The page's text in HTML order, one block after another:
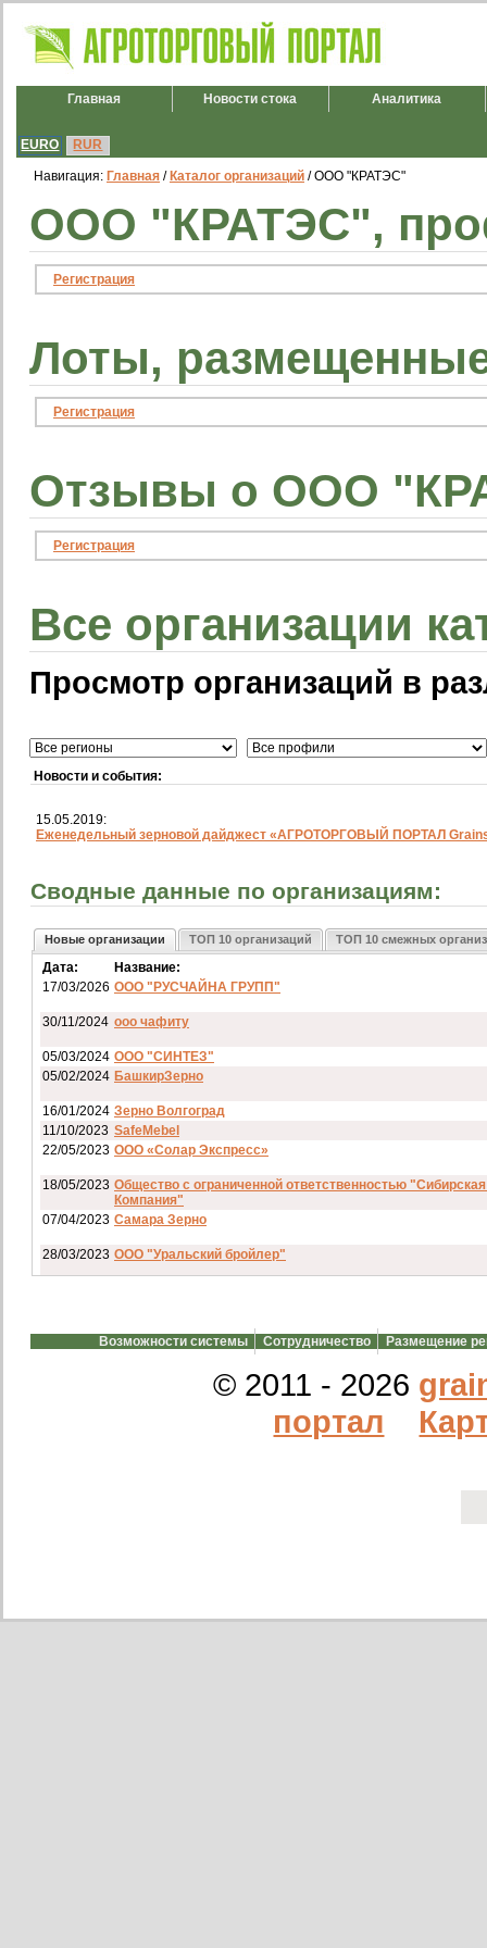
Главная Новости стока Аналитика
EURO RUR
Навигация: Главная / Каталог организаций / ООО "КРАТЭС"
ООО "КРАТЭС",
Регистрация
Лоты,
Регистрация
Отзывы о ООО
Регистрация
Все организации
Просмотр организаций в
Новости и события:
15.05.2019:
Еженедельный зерновой дайджест «АГРОТОРГОВЫЙ ПОРТАЛ
Сводные данные по организациям:
Новые организации ТОП 10 организаций ТОП 10 смежных
Дата:
Название:
17/03/2026 ООО "РУСЧАЙНА ГРУПП"
30/11/2024 ооо чафиту
05/03/2024 ООО "СИНТЕЗ"
05/02/2024 БашкирЗерно
16/01/2024 Зерно Волгоград
11/10/2023 SafeMebel
22/05/2023 ООО «Солар Экспресс»
18/05/2023 Общество с ограниченной ответственностью
Компания"
07/04/2023 Самара Зерно
28/03/2023 ООО "Уральский бройлер"
20/02/2023 GREENKO
Возможности системы Сотрудничество Размещение
© 2011 - 2026
портал